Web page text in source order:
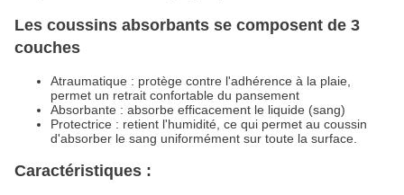
Les coussins absorbants se composent de 3
couches
Atraumatique : protège contre l'adhérence à la plaie,
permet un retrait confortable du pansement
Absorbante : absorbe efficacement le liquide (sang)
Protectrice : retient l'humidité, ce qui permet au coussin
d'absorber le sang uniformément sur toute la surface.
Caractéristiques :